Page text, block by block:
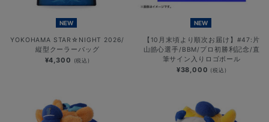
NEW
YOKOHAMA STAR☆NIGHT 2026/
縦型クーラーバッグ
¥4,300 (税込)
NEW
【10月末頃より順次お届け】#47:片
山皓心選手/BBM/プロ初勝利記念/直
筆サイン入りロゴボール
¥38,000 (税込)